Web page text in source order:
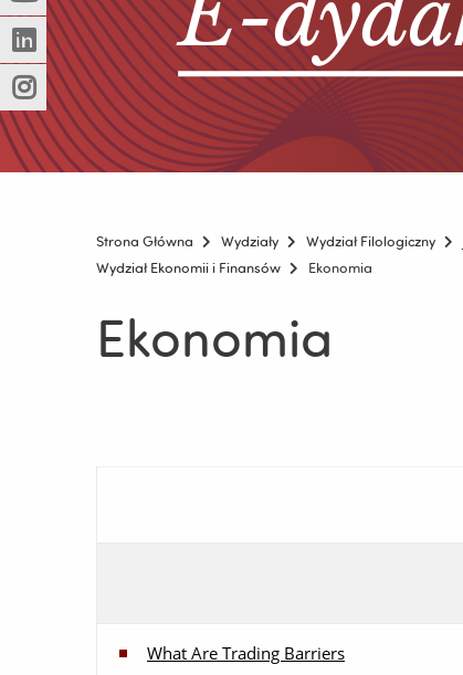
innej
strony)
okno)
do
innej
strony)
(Nowe
okno)
(Link
do
innej
strony)
(Nowe
okno)
(Link
do
innej
strony)
Strona Główna Wydziały Wydział Filologiczny
Wydział Ekonomii i Finansów
Ekonomia
Ekonomia
What Are Trading Barriers